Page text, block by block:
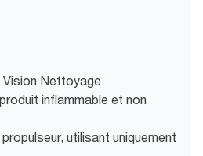
Nettoyage
inflammable et non
utilisant uniquement